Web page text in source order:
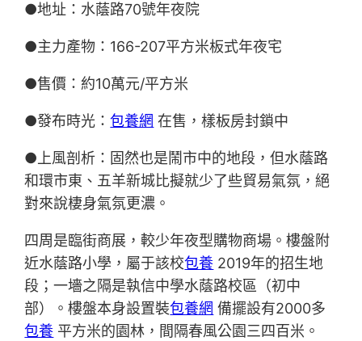
●地址：水蔭路70號年夜院
●主力產物：166-207平方米板式年夜宅
●售價：約10萬元/平方米
●發布時光：包養網 在售，樣板房封鎖中
●上風剖析：固然也是鬧市中的地段，但水蔭路
和環市東、五羊新城比擬就少了些貿易氣氛，絕
對來說棲身氣氛更濃。
四周是臨街商展，較少年夜型購物商場。樓盤附
近水蔭路小學，屬于該校包養 2019年的招生地
段；一墻之隔是執信中學水蔭路校區（初中
部）。樓盤本身設置裝包養網 備擺設有2000多
包養 平方米的園林，間隔春風公園三四百米。